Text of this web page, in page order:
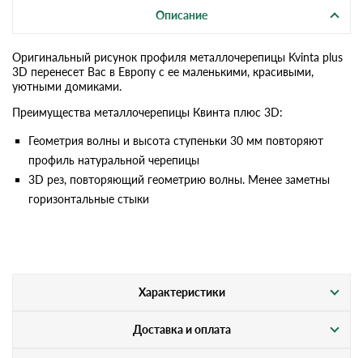
Описание
Оригинальный рисунок профиля металлочерепицы Kvinta plus
3D перенесет Вас в Европу с ее маленькими, красивыми,
уютными домиками.
Преимущества металлочерепицы Квинта плюс 3D:
Геометрия волны и высота ступеньки 30 мм повторяют
профиль натуральной черепицы
3D рез, повторяющий геометрию волны. Менее заметны
горизонтальные стыки
Характеристики
Доставка и оплата